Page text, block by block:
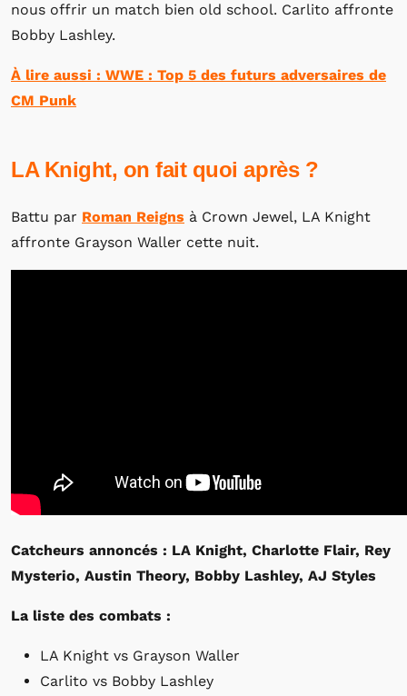
nous offrir un match bien old school. Carlito affronte
Bobby Lashley.
À lire aussi : WWE : Top 5 des futurs adversaires de
CM Punk
LA Knight, on fait quoi après ?
Battu par Roman Reigns à Crown Jewel, LA Knight
affronte Grayson Waller cette nuit.
Catcheurs annoncés : LA Knight, Charlotte Flair, Rey
Mysterio, Austin Theory, Bobby Lashley, AJ Styles
La liste des combats :
LA Knight vs Grayson Waller
Carlito vs Bobby Lashley